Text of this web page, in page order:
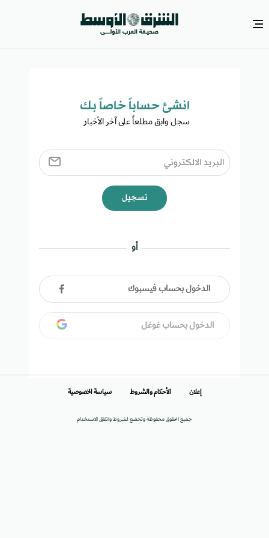
انشئ حساباً خاصاً بك​
سجل وابق مطلعاً على آخر الأخبار ​
تسجيل
أو
الدخول بحساب فيسبوك
الدخول بحساب غوغل
جميع الحقوق محفوظة وتخضع لشروط واتفاق الاستخدام
إعلان الأحكام والشروط سياسة الخصوصية